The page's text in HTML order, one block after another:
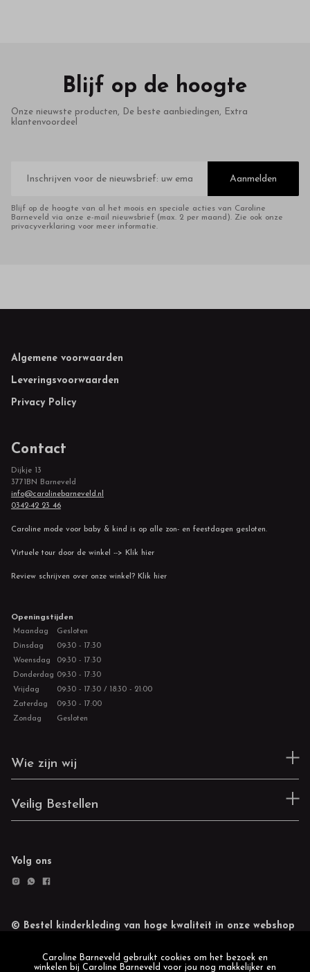
Blijf op de hoogte
Onze nieuwste producten, De beste aanbiedingen, Extra
klantenvoordeel
mailadres
Aanmelden
Blijf op de hoogte van al het moois en speciale acties van Caroline
Barneveld via onze e-mail nieuwsbrief (max. 2 per maand). Zie ook onze
privacyverklaring voor meer informatie.
Footer
Algemene voorwaarden
Leveringsvoorwaarden
Privacy Policy
Contact
Dijkje 13
3771BN Barneveld
info@carolinebarneveld.nl
0342-42 23 46
Caroline mode voor baby & kind is op alle zon- en feestdagen gesloten.
Virtuele tour door de winkel --> Klik hier
Review schrijven over onze winkel? Klik hier
Openingstijden
Maandag
Gesloten
Dinsdag
09:30 - 17:30
Woensdag
09:30 - 17:30
Donderdag 09:30 - 17:30
Vrijdag
09:30 - 17:30 / 18:30 - 21:00
Zaterdag
09:30 - 17:00
Zondag
Gesloten
Wie zijn wij
Veilig Bestellen
Volg ons
© Bestel kinderkleding van hoge kwaliteit in onze webshop
Caroline Barneveld gebruikt cookies om het bezoek en
winkelen bij Caroline Barneveld voor jou nog makkelijker en